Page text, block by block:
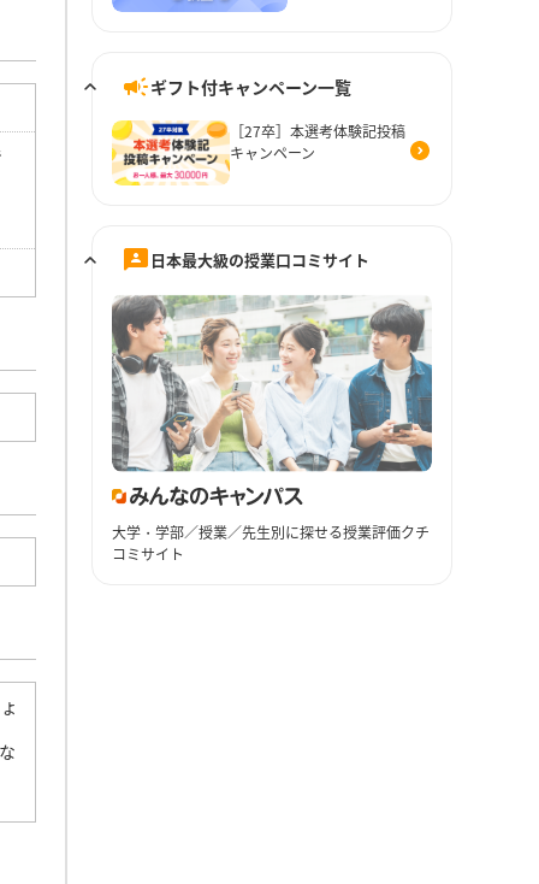
ギフト付キャンペーン一覧
［27卒］本選考体験記投稿
キャンペーン
日本最大級の授業口コミサイト
大学・学部／授業／先生別に探せる授業評価クチ
コミサイト